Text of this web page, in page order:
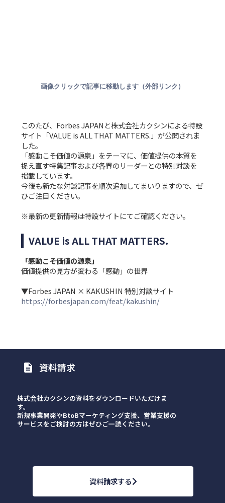
画像クリックで記事に移動します（外部リンク）
このたび、Forbes JAPANと株式会社カクシンによる特設
サイト「VALUE is ALL THAT MATTERS.」が公開されま
した。
「感動こそ価値の源泉」をテーマに、価値提供の本質を
捉え直す特集記事および各界のリーダーとの特別対談を
掲載しています。
今後も新たな対談記事を順次追加してまいりますので、ぜ
ひご注目ください。
※最新の更新情報は特設サイトにてご確認ください。
VALUE is ALL THAT MATTERS.
「感動こそ価値の源泉」
価値提供の見方が変わる「感動」の世界
▼Forbes JAPAN × KAKUSHIN 特別対談サイト
https://forbesjapan.com/feat/kakushin/
description 資料請求
株式会社カクシンの資料をダウンロードいただけま
す。
新規事業開発やBtoBマーケティング支援、営業支援の
サービスをご検討の方はぜひご一読ください。
資料請求する